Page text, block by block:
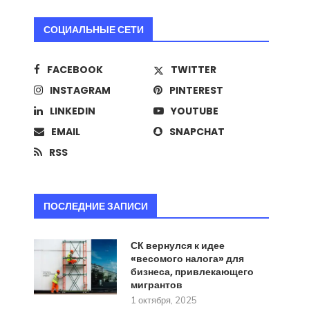
СОЦИАЛЬНЫЕ СЕТИ
FACEBOOK
TWITTER
INSTAGRAM
PINTEREST
LINKEDIN
YOUTUBE
EMAIL
SNAPCHAT
RSS
ПОСЛЕДНИЕ ЗАПИСИ
СК вернулся к идее
«весомого налога» для
бизнеса, привлекающего
мигрантов
1 октября, 2025